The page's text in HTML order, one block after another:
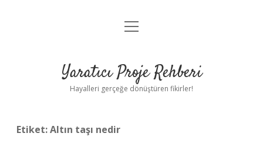
Anasayfa
Yasal Uyarı
menüyü
Yaratıcı Proje Rehberi
Hayalleri gerçeğe dönüştüren fikirler!
Etiket:Altın taşı nedir